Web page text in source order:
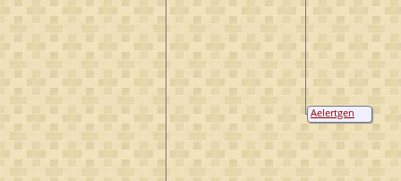
Aelertgen
Hendricks